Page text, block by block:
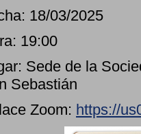
18/03/2025
19:00
Sede de la
Sebastián
Zoom: https://